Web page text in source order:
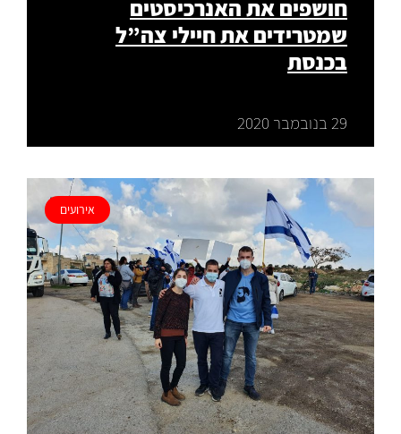
חושפים את האנרכיסטים
שמטרידים את חיילי צה”ל
בכנסת
29 בנובמבר 2020
אירועים